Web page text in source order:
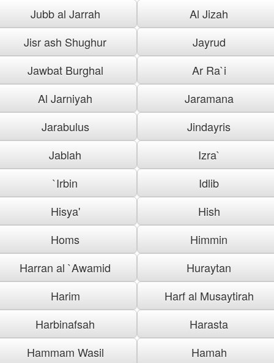
Jubb al Jarrah
Al Jizah
Jisr ash Shughur
Jayrud
Jawbat Burghal
Ar Ra`i
Al Jarniyah
Jaramana
Jarabulus
Jindayris
Jablah
Izra`
`Irbin
Idlib
Hisya'
Hish
Homs
Himmin
Harran al `Awamid
Huraytan
Harim
Harf al Musaytirah
Harbinafsah
Harasta
Hammam Wasil
Hamah